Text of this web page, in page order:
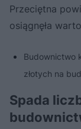
Przeciętna
osiągnęła
Budownictwo
złotych na
Spada